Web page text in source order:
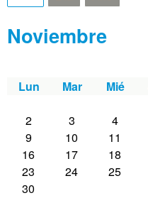
Noviembre
Lun Mar Mié
2
3 4
9
10 11
16
17 18
23
24 25
30